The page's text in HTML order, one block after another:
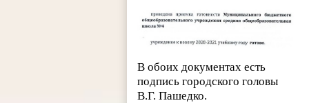
В обоих документах есть
подпись городского головы
В.Г. Пашедко.